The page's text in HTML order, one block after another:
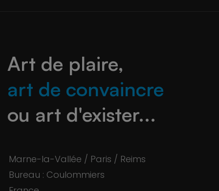
Art de plaire,
art de convaincre
ou art d'exister...
Marne-la-Vallée / Paris / Reims
Bureau : Coulommiers